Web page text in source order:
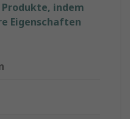
Produkte, indem
Eigenschaften